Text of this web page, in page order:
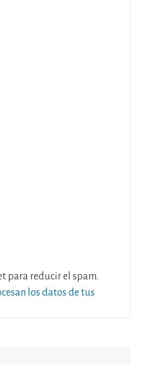
para reducir el spam.
los datos de tus